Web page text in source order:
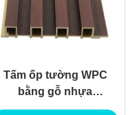
Tấm ốp tường WPC
bằng gỗ nhựa
composite cho ứng